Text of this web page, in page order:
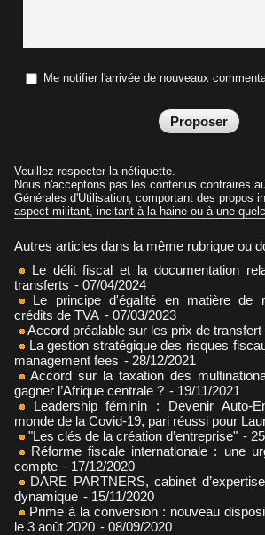
Me notifier l'arrivée de nouveaux
Veuillez respecter la nétiquette.
Nous n'acceptons pas les contenus contraires
Générales d'Utilisation, comportant des propos
aspect militant, incitant à la haine ou à une
Autres articles dans la même rubrique ou
Le délit fiscal et la documentation
transferts - 07/04/2024
Le principe d'égalité en matière de
crédits de TVA - 07/03/2023
Accord préalable sur les prix de transfert
La gestion stratégique des risques
management fees - 28/12/2021
Accord sur la taxation des
gagner l’Afrique centrale ? - 19/11/2021
Leadership féminin : Devenir Auto-
monde de la Covid-19, pari réussi pour
"Les clés de la création d’entreprise" -
Réforme fiscale internationale : une
compte - 17/12/2020
DARE PARTNERS, cabinet
dynamique - 15/11/2020
Prime à la conversion : nouveau
le 3 août 2020 - 08/09/2020